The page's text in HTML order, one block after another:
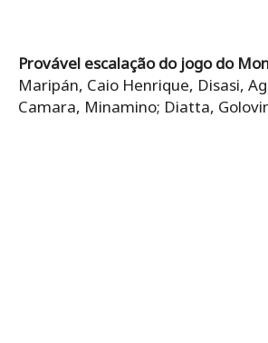
Provável escalação do jogo do
Maripán, Caio Henrique, Disasi,
Camara, Minamino; Diatta,